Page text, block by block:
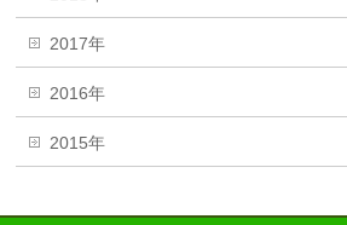
2017年
2016年
2015年